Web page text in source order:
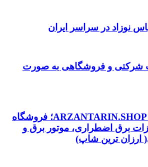
نوزاد در سراسر ایران
شرکتی و فروشگاهی به صورت
افتتاح رسمی ARZANTARIN.SHOP؛ فروشگاه
برق اضطراری، موتور برق و
ارزان ترین شاپ)